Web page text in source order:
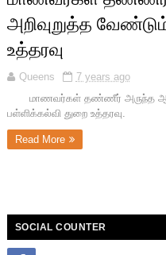
அறிவுறுத்த
உத்தரவு
Queens
7 years ago
மாணவர்கள் தண்ணீர் அருந்த
பள்ளிக்கல்வி துறை உத்தரவு.
Read More
SOCIAL COUNTER